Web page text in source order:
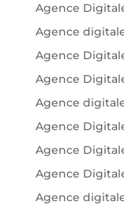
Agence
Agence
Agence
Agence
Agence
Agence
Agence
Agence
Agence